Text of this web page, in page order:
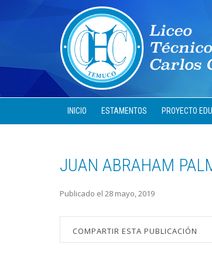
INICIO ESTAMENTOS PROYECTO
JUAN ABRAHAM
Publicado el 28 mayo, 2019
COMPARTIR ESTA PUBLICACIÓN